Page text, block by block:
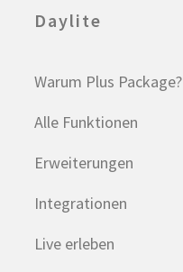
Daylite
Warum Plus Package?
Alle Funktionen
Erweiterungen
Integrationen
Live erleben